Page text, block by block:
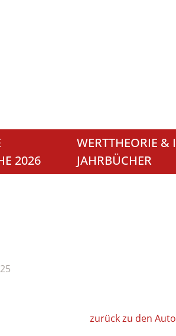
2026
WERTTHEORIE &
JAHRBÜCHER
zurück zu den